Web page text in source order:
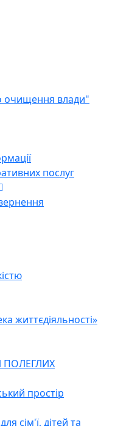
очищення влади"
послуг
життєдіяльності»
ПОЛЕГЛИХ
простір
сім'ї, дітей та